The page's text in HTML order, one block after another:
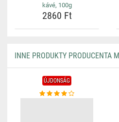
kávé, 100g
2860 Ft
INNE PRODUKTY PRODUCENTA
ÚJDONSÁG